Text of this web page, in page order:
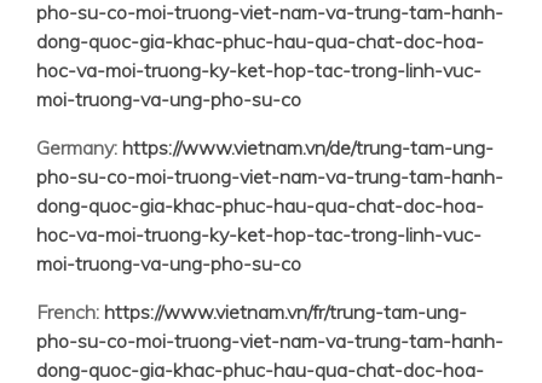
pho-su-co-moi-truong-viet-nam-va-trung-tam-hanh-
dong-quoc-gia-khac-phuc-hau-qua-chat-doc-hoa-
hoc-va-moi-truong-ky-ket-hop-tac-trong-linh-vuc-
moi-truong-va-ung-pho-su-co
Germany: https://www.vietnam.vn/de/trung-tam-ung-
pho-su-co-moi-truong-viet-nam-va-trung-tam-hanh-
dong-quoc-gia-khac-phuc-hau-qua-chat-doc-hoa-
hoc-va-moi-truong-ky-ket-hop-tac-trong-linh-vuc-
moi-truong-va-ung-pho-su-co
French: https://www.vietnam.vn/fr/trung-tam-ung-
pho-su-co-moi-truong-viet-nam-va-trung-tam-hanh-
dong-quoc-gia-khac-phuc-hau-qua-chat-doc-hoa-